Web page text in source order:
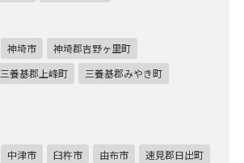
神埼市
神埼郡吉野ヶ里町
三養基郡上峰町
三養基郡みやき町
中津市 臼杵市 由布市 速見郡日出町